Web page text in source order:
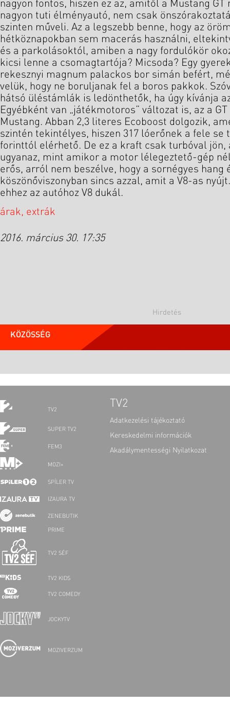
nagyon fontos, hiszen ez az, amitől a Mustang GT
nagyon tuti élményautó, nem csak
szinten műveli. Az a legszebb benne, hogy az
hétköznapokban sem macerás használni,
és a parkolásoktól, amiben a nagy fordulókör
kicsi lenne a csomagtartója? Micsoda? Egy
rekesznyi magnum palackos bor simán befért,
velük, hogy ne boruljanak fel a boros pakkok.
hátsó üléstámlák is ledönthetők, ha úgy kívánja
Egyébként van „játékmotoros” változat is, az a
Mustang. Abban 2,3 literes Ecoboost dolgozik,
szintén tekintélyes, hiszen 317 lóerőnek a fele se
forinttól elérhető. De ez a kraft csak turbóval jön,
ugyanaz, mint amikor a motor lélegeztető-gép
erős, arról nem beszélve, hogy a sornégyes hang
köszönőviszonyban sincs azzal, amit a V8-as
ehhez az autóhoz V8 dukál.
árak, extrák
2016. március 30. 17:35
KÖZÖSSÉG
TV2
SUPER TV2
FEM3
MOZI+
SPÍLER TV
IZAURA TV
ZENEBUTIK
PRIME
TV2 SÉF
TV2 KIDS
TV2 COMEDY
JOCKYTV
MOZIVERZUM
TV2
Adatkezelési tájékoztató
Kereskedelmi információk
Akadálymentességi Nyilatkozat